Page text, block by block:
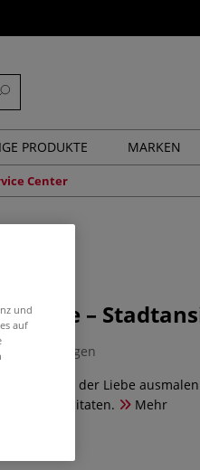
PRODUKTE MARKEN
Center
–
0 Bewertungen
der Stadt der Liebe
und Reisezitaten.
Mehr
und
auf